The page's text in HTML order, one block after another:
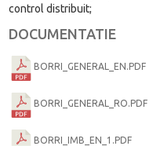
control distribuit;
DOCUMENTATIE
BORRI_GENERAL_EN.PDF
BORRI_GENERAL_RO.PDF
BORRI_IMB_EN_1.PDF